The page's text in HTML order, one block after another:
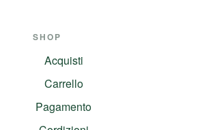
SHOP
Acquisti
Carrello
Pagamento